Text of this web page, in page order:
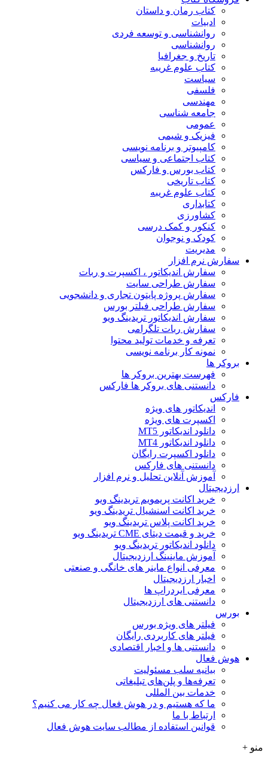
کتاب رمان و داستان
ادبیات
روانشناسی و توسعه فردی
روانشناسی
تاریخ و جغرافیا
کتاب علوم غریبه
سیاست
فلسفی
مهندسی
جامعه شناسی
عمومی
فیزیک و شیمی
کامپیوتر و برنامه نویسی
کتاب اجتماعی و سیاسی
کتاب بورس و فارکس
کتاب تاریخی
کتاب علوم غریبه
کتابداری
کشاورزی
کنکور و کمک‌ درسی
کودک و نوجوان
مدیریت
سفارش نرم افزار
سفارش اندیکاتور ، اکسپرت و ربات
سفارش طراحی سایت
سفارش پروژه پایتون تجاری و دانشجویی
سفارش طراحی فیلتر بورس
سفارش اندیکاتور تریدینگ ویو
سفارش ربات تلگرامی
تعرفه و خدمات تولید محتوا
نمونه کار برنامه نویسی
بروکر ها
فهرست بهترین بروکر ها
دانستنی های بروکر ها فارکس
فارکس
اندیکاتور های ویژه
اکسپرت های ویژه
دانلود اندیکاتور MT5
دانلود اندیکاتور MT4
دانلود اکسپرت رایگان
دانستنی های فارکس
آموزش آنلاین تحلیل و نرم افزار
ارزدیجیتال
خرید اکانت پریمویم تریدینگ ویو
خرید اکانت اسنشیال تریدینگ ویو
خرید اکانت پلاس تریدینگ ویو
خرید و قیمت دیتای CME تریدینگ ویو
دانلود اندیکاتور تریدینگ ویو
آموزش ماینینگ ارزدیجیتال
معرفی انواع ماینر های خانگی و صنعتی
اخبار ارزدیجیتال
معرفی ایردراپ ها
دانستنی های ارزدیجیتال
بورس
فیلتر های ویژه بورس
فیلتر های کاربردی رایگان
دانستنی ها و اخبار اقتصادی
هوش فعال
بیانیه سلب مسئولیت
تعرفه‌ها و پلن‌های تبلیغاتی
خدمات بین المللی
ما که هستیم و در هوش فعال چه کار می کنیم؟
ارتباط با ما
قوانین استفاده از مطالب سایت هوش فعال
منو +